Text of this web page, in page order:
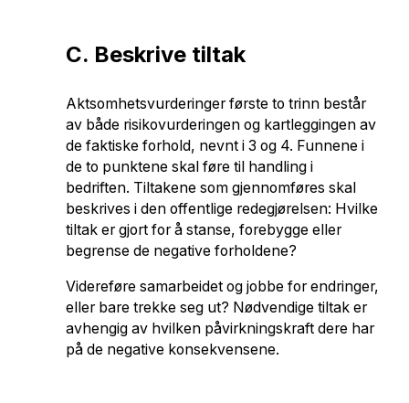
C. Beskrive tiltak
Aktsomhetsvurderinger første to trinn består
av både risikovurderingen og kartleggingen av
de faktiske forhold, nevnt i 3 og 4. Funnene i
de to punktene skal føre til handling i
bedriften. Tiltakene som gjennomføres skal
beskrives i den offentlige redegjørelsen: Hvilke
tiltak er gjort for å stanse, forebygge eller
begrense de negative forholdene?
Videreføre samarbeidet og jobbe for endringer,
eller bare trekke seg ut? Nødvendige tiltak er
avhengig av hvilken påvirkningskraft dere har
på de negative konsekvensene.